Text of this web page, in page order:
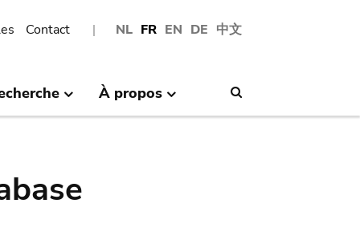
NL FR EN DE 中文
Contact
À propos